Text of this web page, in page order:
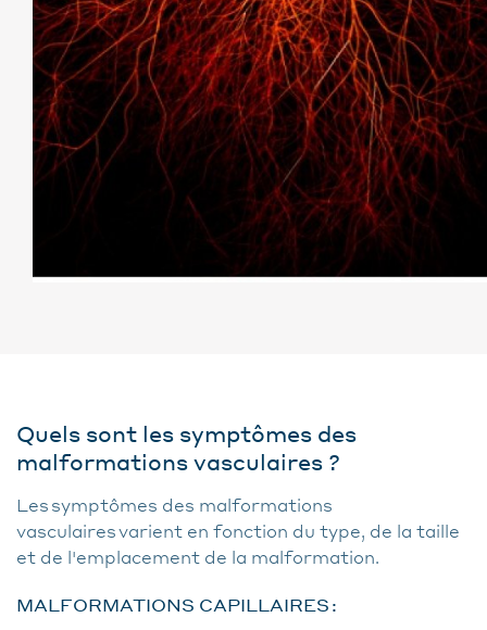
Quels sont les symptômes des
malformations vasculaires ?
Les symptômes des malformations
vasculaires varient en fonction du type, de la taille
et de l'emplacement de la malformation.
MALFORMATIONS CAPILLAIRES :